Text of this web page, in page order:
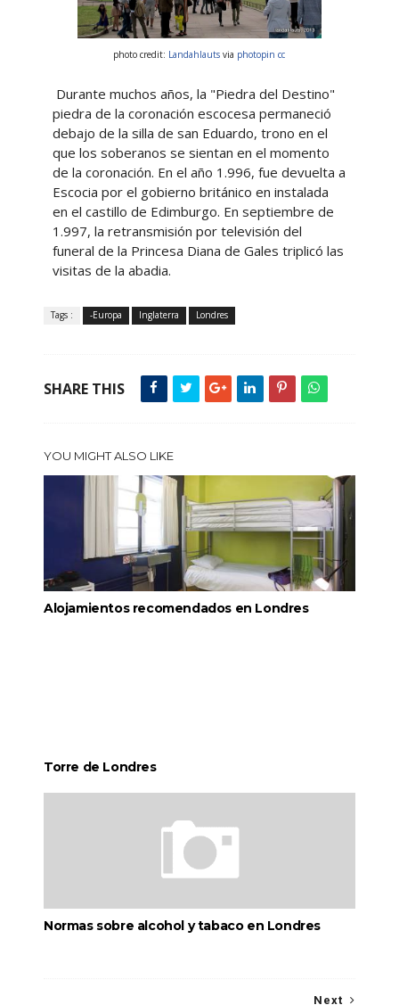
photo credit: Landahlauts via photopin cc
Durante muchos años, la "Piedra del Destino"
piedra de la coronación escocesa permaneció
debajo de la silla de san Eduardo, trono en el
que los soberanos se sientan en el momento
de la coronación. En el año 1.996, fue devuelta a
Escocia por el gobierno británico en instalada
en el castillo de Edimburgo. En septiembre de
1.997, la retransmisión por televisión del
funeral de la Princesa Diana de Gales triplicó las
visitas de la abadia.
Tags : -Europa Inglaterra Londres
SHARE THIS
YOU MIGHT ALSO LIKE
Alojamientos recomendados en Londres
Torre de Londres
Normas sobre alcohol y tabaco en Londres
Next